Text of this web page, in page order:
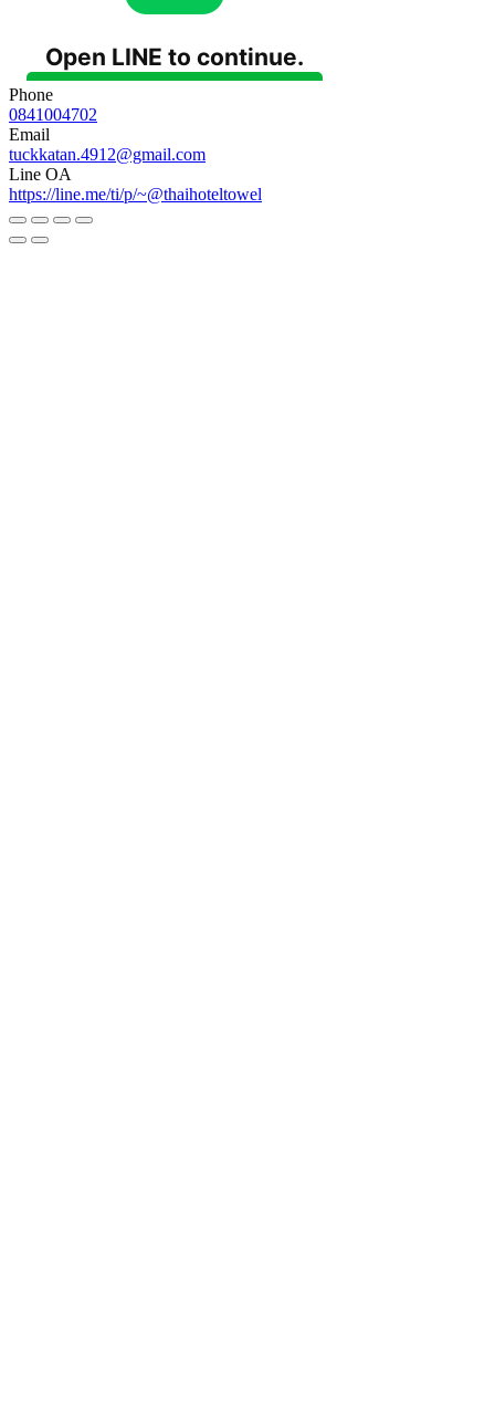
Phone
0841004702
Email
tuckkatan.4912@gmail.com
Line OA
https://line.me/ti/p/~@thaihoteltowel